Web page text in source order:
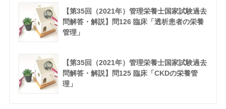
【第35回（2021年）管理栄養士国家試験過去
問解答・解説】問126 臨床「透析患者の栄養
管理」
【第35回（2021年）管理栄養士国家試験過去
問解答・解説】問125 臨床「CKDの栄養管
理」